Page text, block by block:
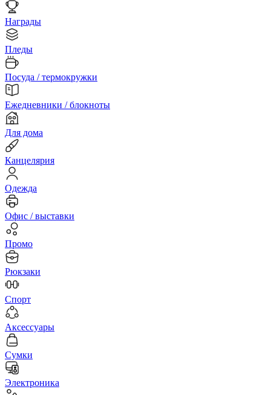
Награды
Пледы
Посуда / термокружки
Ежедневники / блокноты
Для дома
Канцелярия
Одежда
Офис / выставки
Промо
Рюкзаки
Спорт
Аксессуары
Сумки
Электроника